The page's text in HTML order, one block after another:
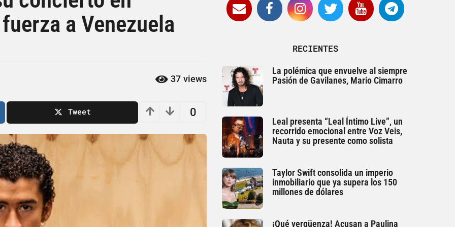
a Venezuela
37 views
0
Tweet
RECIENTES
La polémica que envuelve al siempre
Pasión de Gavilanes, Mario Cimarro
Leal presenta “Leal Íntimo Live”, un
recorrido emocional entre Voz Veis,
Nauta y su presente como solista
Taylor Swift consolida un imperio
inmobiliario que ya supera los 150
millones de dólares
¡Qué vergüenza! Acusan a Paulina